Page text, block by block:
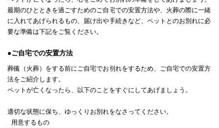
最期のひとときを過ごすためのご自宅での安置方法や、火葬の際に一緒
に入れてあげられるもの、届け出や手続きなど、ペットとのお別れに必
要な準備は下記をご覧ください。
●ご自宅での安置方法
葬儀（火葬）をする前にご自宅でお別れをするため、ご自宅での安置方
法をご紹介します。
ペットが亡くなったら、以下のことをすぐにしてあげましょう。
適切な状態に保ち、ゆっくりお別れをなさってください。
用意するもの